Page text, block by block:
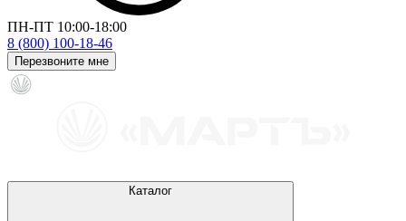
ПН-ПТ 10:00-18:00
8 (800) 100-18-46
Перезвоните мне
Каталог